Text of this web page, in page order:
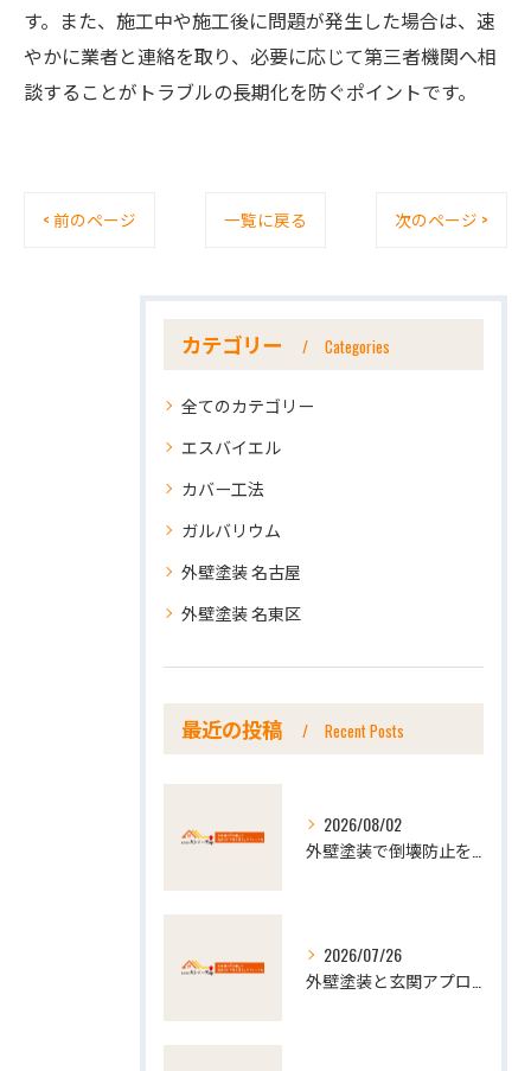
す。また、施工中や施工後に問題が発生した場合は、速
やかに業者と連絡を取り、必要に応じて第三者機関へ相
談することがトラブルの長期化を防ぐポイントです。
< 前のページ 一覧に戻る 次のページ >
カテゴリー Categories
全てのカテゴリー
エスバイエル
カバー工法
ガルバリウム
外壁塗装 名古屋
外壁塗装 名東区
最近の投稿 Recent Posts
2026/08/02
2026/07/26